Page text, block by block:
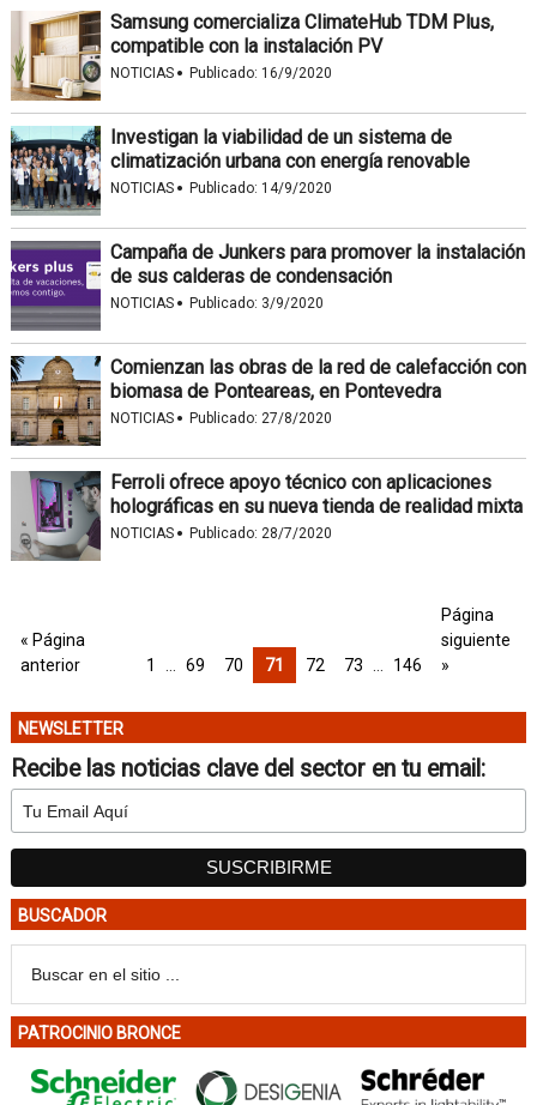
Samsung comercializa ClimateHub TDM Plus,
compatible con la instalación PV
NOTICIAS · Publicado: 16/9/2020
Investigan la viabilidad de un sistema de
climatización urbana con energía renovable
NOTICIAS · Publicado: 14/9/2020
Campaña de Junkers para promover la instalación
de sus calderas de condensación
NOTICIAS · Publicado: 3/9/2020
Comienzan las obras de la red de calefacción con
biomasa de Ponteareas, en Pontevedra
NOTICIAS · Publicado: 27/8/2020
Ferroli ofrece apoyo técnico con aplicaciones
holográficas en su nueva tienda de realidad mixta
NOTICIAS · Publicado: 28/7/2020
« Página
anterior
1 69 70 71 72 73 146
Página
siguiente
»
NEWSLETTER
Recibe las noticias clave del sector en tu email:
BUSCADOR
PATROCINIO BRONCE